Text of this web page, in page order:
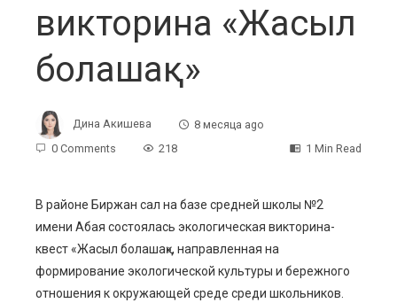
викторина «Жасыл
болашақ»
Дина Акишева
8 месяца ago
0 Comments
218 1 Min Read
В районе Биржан сал на базе средней школы №2
имени Абая состоялась экологическая викторина-
квест «Жасыл болашақ», направленная на
формирование экологической культуры и бережного
отношения к окружающей среде среди школьников.